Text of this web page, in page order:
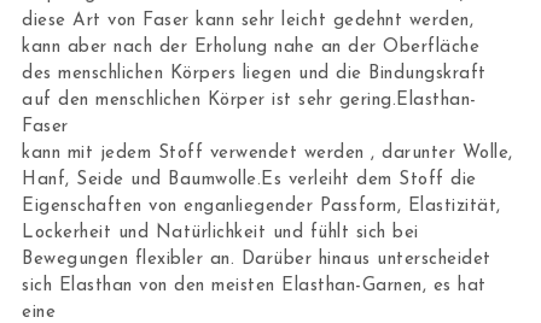
diese Art von Faser kann sehr leicht gedehnt werden,
kann aber nach der Erholung nahe an der Oberfläche
des menschlichen Körpers liegen und die Bindungskraft
auf den menschlichen Körper ist sehr gering.Elasthan-
Faser
kann mit jedem Stoff verwendet werden , darunter Wolle,
Hanf, Seide und Baumwolle.Es verleiht dem Stoff die
Eigenschaften von enganliegender Passform, Elastizität,
Lockerheit und Natürlichkeit und fühlt sich bei
Bewegungen flexibler an. Darüber hinaus unterscheidet
sich Elasthan von den meisten Elasthan-Garnen, es hat
eine